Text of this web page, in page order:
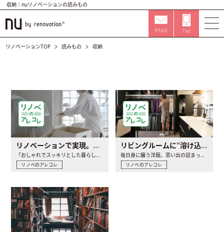
収納｜nuリノベーションの読みもの
リノベーションTOP 読みもの 収納
リノベーションで実現。部屋がスッキリ片付く収納アイデアとは？
「おしゃれでスッキリとした暮らしに憧れがあるけど、片付けが苦..
リノベのアレコレ
リビングルームに”溶け込む”洋服収納アイディア5選
毎日身に纏う洋服。思い出の詰まったものや、お気に入りのお店で..
リノベのアレコレ